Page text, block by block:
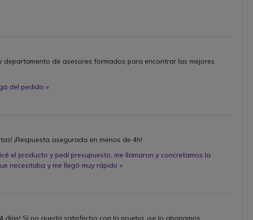
de asesores formados para encontrar las mejores
del pedido »
¡Respuesta asegurada en menos de 4h!
el producto y pedí presupuesto, me llamaron y concretamos la
necesitaba y me llegó muy rápido »
Si no queda satisfecho con la prueba, ¡se lo abonamos